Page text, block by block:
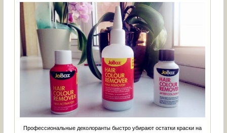
Профессиональные деколоранты быстро убирают остатки краски на